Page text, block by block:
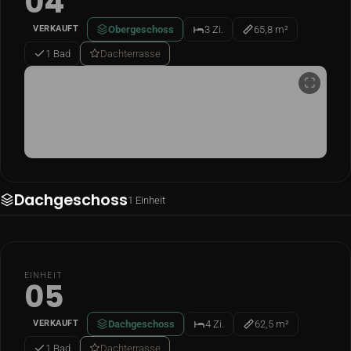
VERKAUFT Obergeschoss 3 Zi. 65,8 m²
1 Bad Dachterrasse
Dachgeschoss1 Einheit
EINHEIT
05
VERKAUFT Dachgeschoss 4 Zi. 62,5 m²
1 Bad Dachterrasse